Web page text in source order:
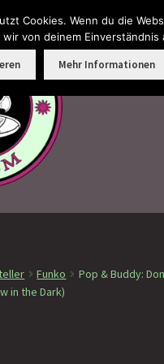
– Das
Geschenke
Funko
Pop & Buddy:
in the Dark)
Cookies. Wenn du die
von deinem Einverständnis
Mehr Informationen